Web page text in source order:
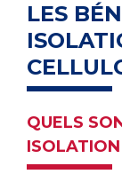
LES
QUELS